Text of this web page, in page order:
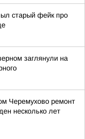
старый фейк про
заглянули на
Черемухово ремонт
несколько лет